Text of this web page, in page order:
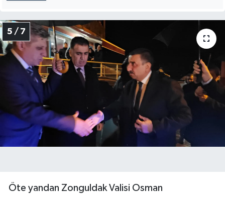
5 / 7
Öte yandan Zonguldak Valisi Osman